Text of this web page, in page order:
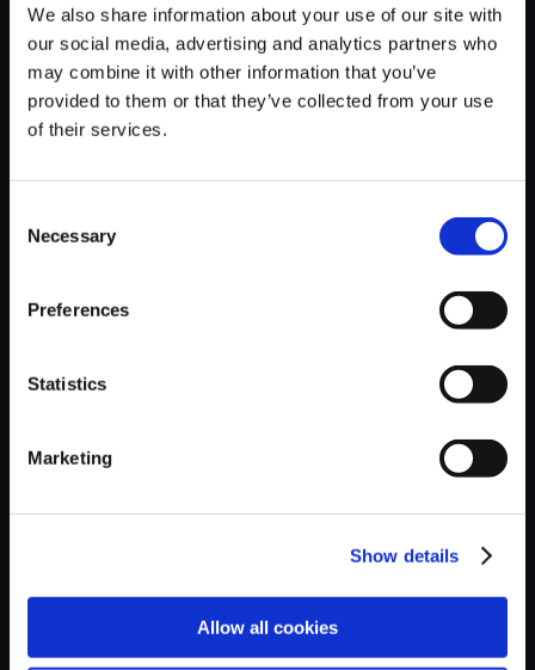
We also share information about your use of our site with
our social media, advertising and analytics partners who
may combine it with other information that you’ve
provided to them or that they’ve collected from your use
of their services.
Selection
Necessary
Preferences
Statistics
Marketing
Show details
Allow all cookies
【単曲】ロックマン ゼロ＆ゼク
ス サウンドBOX クラッシュ2
150円
おすすめ商品
ン ゼロ＆ゼ....
ン ゼロ＆ゼ....
ン ゼロ＆ゼ....